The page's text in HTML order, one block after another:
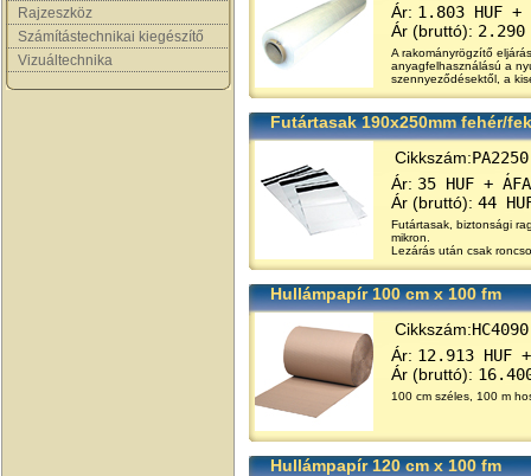
Rajzeszköz
Számítástechnikai kiegészítő
Vizuáltechnika
Ár: 1.803 HUF +
Ár (bruttó): 2.290
A rakományrögzítő
anyagfelhasználású a
szennyeződésektől, a
Futártasak 190x250mm fehér/
Cikkszám:PA2250
Ár: 35 HUF + ÁFA
Ár (bruttó): 44
Futártasak, biztonsági
mikron.
Lezárás után csak
Hullámpapír 100 cm x 100 fm
Cikkszám:HC4090
Ár: 12.913 HUF
Ár (bruttó):
100 cm széles, 100 m
Hullámpapír 120 cm x 100 fm